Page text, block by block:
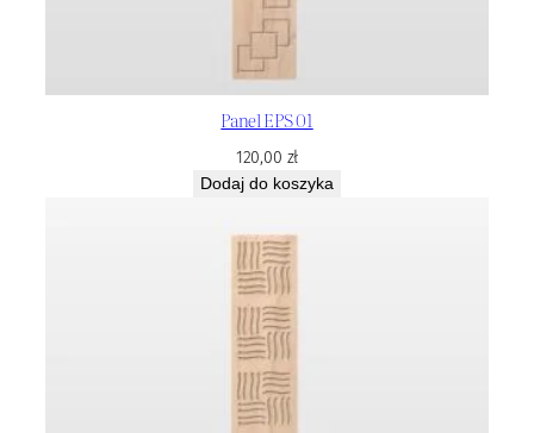
Panel EPS 01
120,00 zł
Dodaj do koszyka